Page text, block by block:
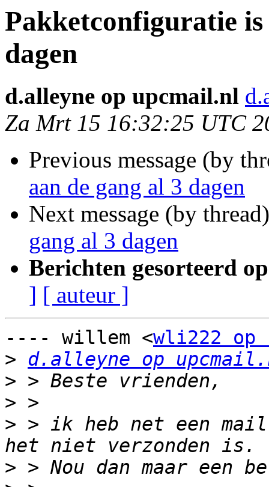
Pakketconfiguratie is
dagen
d.alleyne op upcmail.nl
Za Mrt 15 16:32:25 UTC
Previous message (by
aan de gang al 3 dagen
Next message (by
gang al 3 dagen
Berichten gesorteerd
] [ auteur ]
---- willem <wli222 op
> d.alleyne op
>
>
> > ik heb net een
>